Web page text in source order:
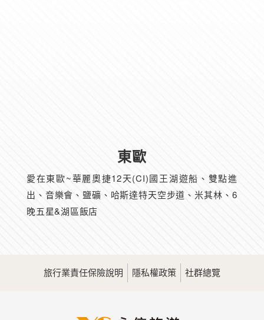
東歐
愛在東歐~華麗奧捷12天(CI)國王湖遊船、雙點進
出、音樂會、鹽礦、哈斯達特天空步道、米其林、6
晚五星&湖區飯店
旅行業責任保險說明 隱私權政策 社群總覽